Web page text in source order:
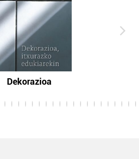
Dekorazioa